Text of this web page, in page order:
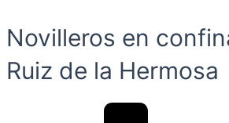
Novilleros en
Ruiz de la Hermosa